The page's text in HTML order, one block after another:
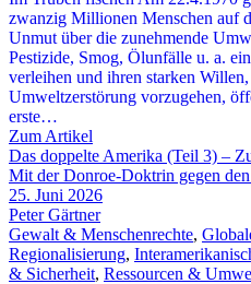
zwanzig Millionen Menschen auf
Unmut über die zunehmende
Pestizide, Smog, Ölunfälle u. a.
verleihen und ihren starken
Umweltzerstörung vorzugehen,
erste…
Zum Artikel
Das doppelte Amerika (Teil 3) –
Mit der Donroe-Doktrin gegen
25. Juni 2026
Peter Gärtner
Gewalt & Menschenrechte,
Regionalisierung,
& Sicherheit, Ressourcen &